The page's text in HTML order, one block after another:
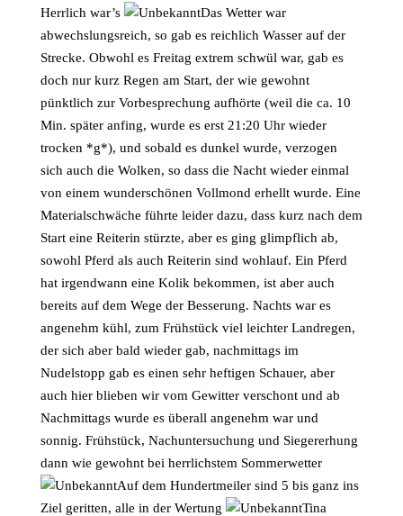
Herrlich war’s
Das Wetter war
abwechslungsreich, so gab es reichlich Wasser auf der
Strecke. Obwohl es Freitag extrem schwül war, gab es
doch nur kurz Regen am Start, der wie gewohnt
pünktlich zur Vorbesprechung aufhörte (weil die ca. 10
Min. später anfing, wurde es erst 21:20 Uhr wieder
trocken *g*), und sobald es dunkel wurde, verzogen
sich auch die Wolken, so dass die Nacht wieder einmal
von einem wunderschönen Vollmond erhellt wurde. Eine
Materialschwäche führte leider dazu, dass kurz nach dem
Start eine Reiterin stürzte, aber es ging glimpflich ab,
sowohl Pferd als auch Reiterin sind wohlauf. Ein Pferd
hat irgendwann eine Kolik bekommen, ist aber auch
bereits auf dem Wege der Besserung. Nachts war es
angenehm kühl, zum Frühstück viel leichter Landregen,
der sich aber bald wieder gab, nachmittags im
Nudelstopp gab es einen sehr heftigen Schauer, aber
auch hier blieben wir vom Gewitter verschont und ab
Nachmittags wurde es überall angenehm war und
sonnig. Frühstück, Nachuntersuchung und Siegererhung
dann wie gewohnt bei herrlichstem Sommerwetter
Auf dem Hundertmeiler sind 5 bis ganz ins
Ziel geritten, alle in der Wertung
Tina